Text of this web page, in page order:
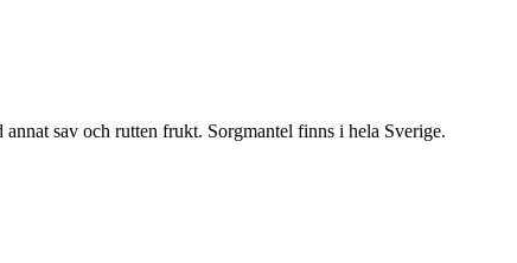
sav och rutten frukt. Sorgmantel finns i hela Sverige.